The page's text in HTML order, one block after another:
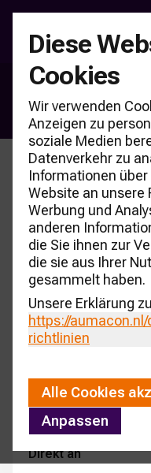
Diese
Cookies
Wir verwenden
Anzeigen zu
soziale Medien
Datenverkehr zu
Informationen
Website an unsere
Werbung und
anderen
die Sie ihnen zur
die sie aus Ihrer
gesammelt haben.
Unsere Erklärung
https://aumacon.nl /
richtlinien
Alle Cookies
Anpassen
SERVICE
Direkt an